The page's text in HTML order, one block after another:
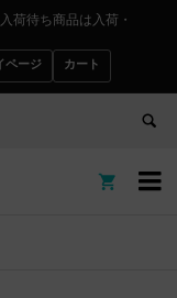
荷待ち商品は入荷・
ページ カート

